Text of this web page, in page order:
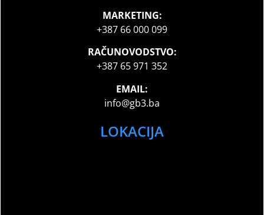
MARKETING:
+387 66 000 099
RAČUNOVODSTVO:
+387 65 971 352
EMAIL:
info@gb3.ba
LOKACIJA